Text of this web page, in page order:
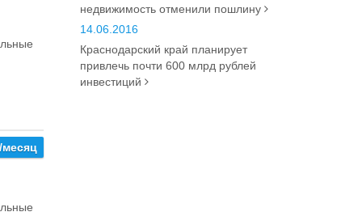
месяц
недвижимость отменили пошлину
14.06.2016
Краснодарский край планирует
привлечь почти 600 млрд рублей
инвестиций